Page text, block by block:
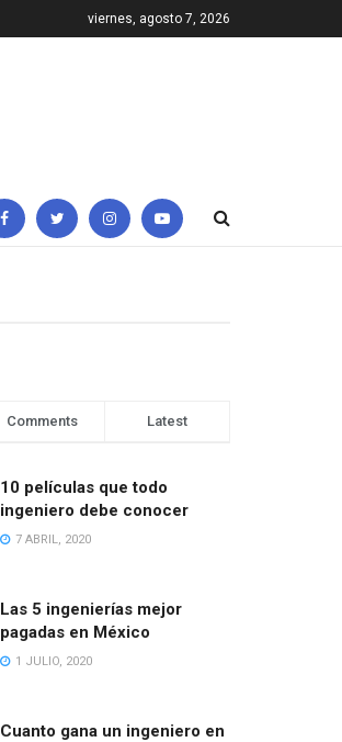
viernes, agosto 7, 2026
Comments Latest
10 películas que todo
ingeniero debe conocer
7 ABRIL, 2020
Las 5 ingenierías mejor
pagadas en México
1 JULIO, 2020
Cuanto gana un ingeniero en